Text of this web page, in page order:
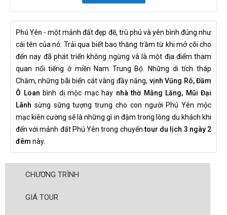
Phú Yên - một mảnh đất đẹp đẽ, trù phú và yên bình đúng như
cái tên của nó. Trải qua biết bao thăng trầm từ khi mở cõi cho
đến nay đã phát triển không ngừng và là một địa điểm tham
quan nổi tiếng ở miền Nam Trung Bộ. Những di tích tháp
Chăm, những bãi biển cát vàng đầy nắng, vịnh Vũng Rô, Đầm
Ô Loan bình dị mộc mạc hay nhà thờ Mằng Lăng, Mũi Đại
Lãnh sừng sững tượng trưng cho con người Phú Yên mộc
mạc kiên cường sẽ là những gì in đậm trong lòng du khách khi
đến với mảnh đất Phú Yên trong chuyếntour du lịch 3 ngày 2
đêm này.
CHƯƠNG TRÌNH
GIÁ TOUR